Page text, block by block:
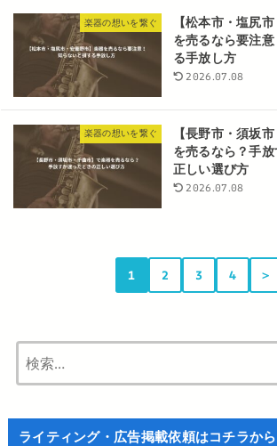
楽器の想いを繋ぐ
【松本市・塩尻
を売るなら要注
る手放し方
2026.07.08
楽器の想いを繋ぐ
【長野市・須坂
を売るなら？手
正しい選び方
2026.07.08
1 2 3 4 ＞
ライティング・広告掲載依頼はコチラから